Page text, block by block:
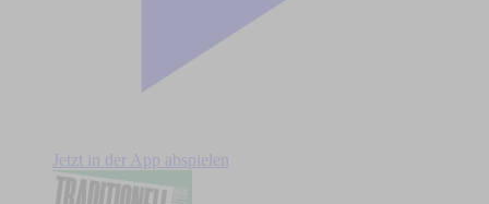
Jetzt in der App abspielen